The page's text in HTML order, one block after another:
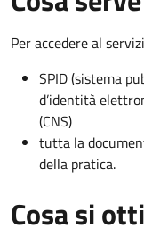
Per accedere al
SPID (sistema
d’identità
(CNS)
tutta la
della pratica.
Cosa si